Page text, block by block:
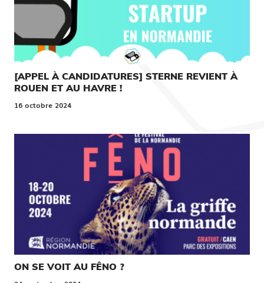
[APPEL À CANDIDATURES] STERNE REVIENT À
ROUEN ET AU HAVRE !
16 octobre 2024
ON SE VOIT AU FÊNO ?